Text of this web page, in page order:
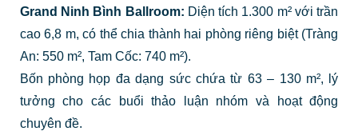
Grand Ninh Bình Ballroom: Diện tích 1.300 m² với trần
cao 6,8 m, có thể chia thành hai phòng riêng biệt (Tràng
An: 550 m², Tam Cốc: 740 m²).
Bốn phòng họp đa dạng sức chứa từ 63 – 130 m², lý
tưởng cho các buổi thảo luận nhóm và hoạt động
chuyên đề.